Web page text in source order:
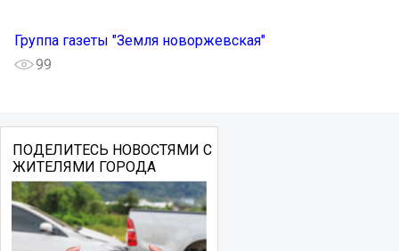
Группа газеты "Земля новоржевская"
99
ПОДЕЛИТЕСЬ НОВОСТЯМИ С
ЖИТЕЛЯМИ ГОРОДА